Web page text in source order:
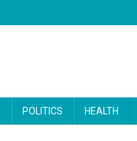
POLITICS HEALTH